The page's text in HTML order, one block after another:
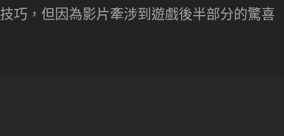
，但因為影片牽涉到遊戲後半部分的驚喜